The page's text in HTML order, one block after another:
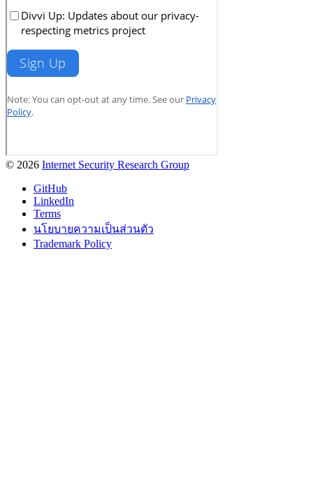
© 2026 Internet Security Research Group
GitHub
LinkedIn
Terms
นโยบายความเป็นส่วนตัว
Trademark Policy